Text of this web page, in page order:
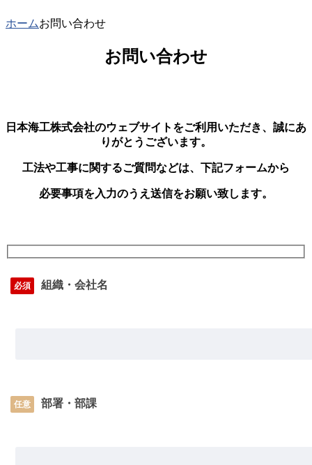
ホームお問い合わせ
お問い合わせ
日本海工株式会社のウェブサイトをご利用いただき、誠にあ
りがとうございます。
工法や工事に関するご質問などは、下記フォームから
必要事項を入力のうえ送信をお願い致します。
必須 組織・会社名
任意 部署・部課